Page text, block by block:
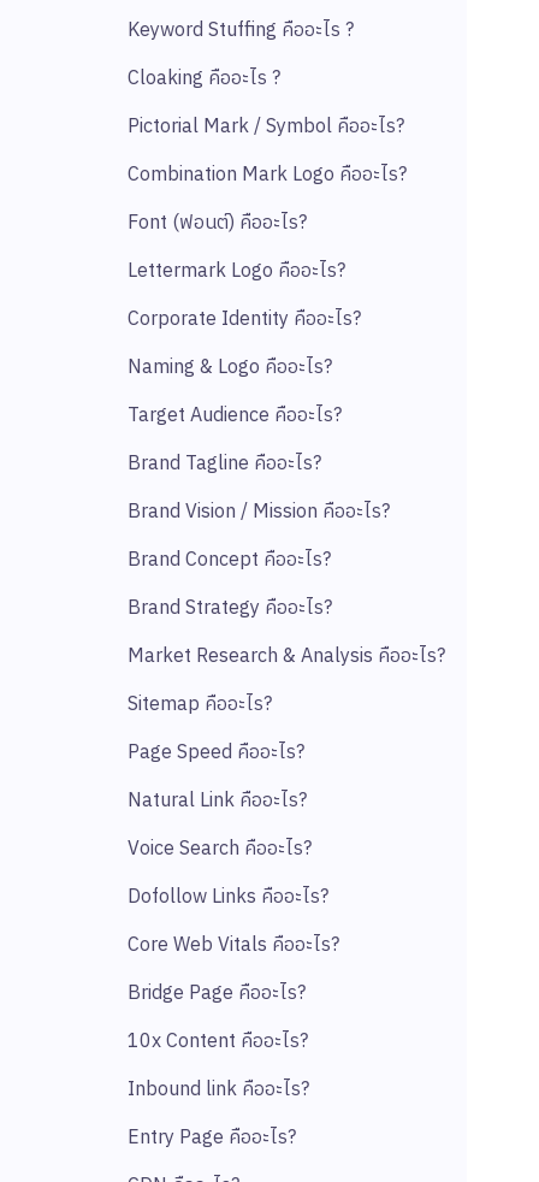
Keyword Stuffing คืออะไร ?
Cloaking คืออะไร ?
Pictorial Mark / Symbol คืออะไร?
Combination Mark Logo คืออะไร?
Font (ฟอนต์) คืออะไร?
Lettermark Logo คืออะไร?
Corporate Identity คืออะไร?
Naming & Logo คืออะไร?
Target Audience คืออะไร?
Brand Tagline คืออะไร?
Brand Vision / Mission คืออะไร?
Brand Concept คืออะไร?
Brand Strategy คืออะไร?
Market Research & Analysis คืออะไร?
Sitemap คืออะไร?
Page Speed คืออะไร?
Natural Link คืออะไร?
Voice Search คืออะไร?
Dofollow Links คืออะไร?
Core Web Vitals คืออะไร?
Bridge Page คืออะไร?
10x Content คืออะไร?
Inbound link คืออะไร?
Entry Page คืออะไร?